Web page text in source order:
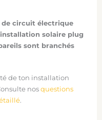
de circuit électrique
solaire plug
sont branchés
de ton installation
nos questions
.